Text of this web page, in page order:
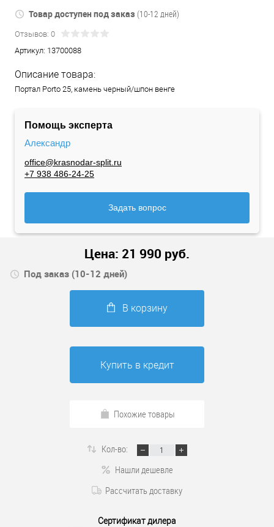
Товар доступен под заказ (10-12 дней)
Отзывов: 0
Артикул: 13700088
Описание товара:
Портал Porto 25, камень черный/шпон венге
Помощь эксперта
Александр
office@krasnodar-split.ru
+7 938 486-24-25
Задать вопрос
Цена: 21 990 руб.
Под заказ (10-12 дней)
В корзину
Купить в кредит
Похожие товары
Кол-во:
Нашли дешевле
Рассчитать доставку
Сертификат дилера